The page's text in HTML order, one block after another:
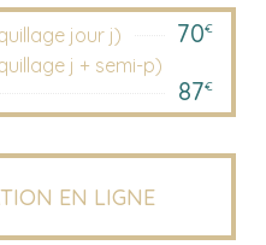
jour j) 70€
j + semi-p)
87€
EN LIGNE